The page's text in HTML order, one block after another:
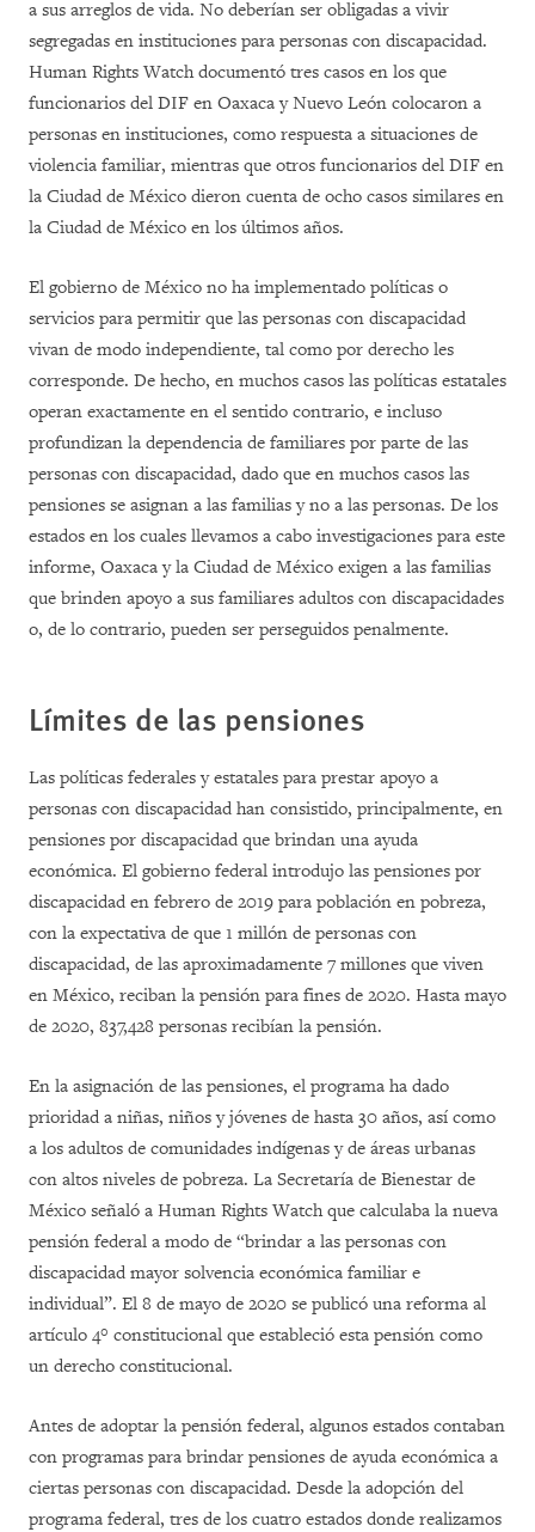
a sus arreglos de vida. No deberían ser obligadas a vivir
segregadas en instituciones para personas con discapacidad.
Human Rights Watch documentó tres casos en los que
funcionarios del DIF en Oaxaca y Nuevo León colocaron a
personas en instituciones, como respuesta a situaciones de
violencia familiar, mientras que otros funcionarios del DIF en
la Ciudad de México dieron cuenta de ocho casos similares en
la Ciudad de México en los últimos años.
El gobierno de México no ha implementado políticas o
servicios para permitir que las personas con discapacidad
vivan de modo independiente, tal como por derecho les
corresponde. De hecho, en muchos casos las políticas estatales
operan exactamente en el sentido contrario, e incluso
profundizan la dependencia de familiares por parte de las
personas con discapacidad, dado que en muchos casos las
pensiones se asignan a las familias y no a las personas. De los
estados en los cuales llevamos a cabo investigaciones para este
informe, Oaxaca y la Ciudad de México exigen a las familias
que brinden apoyo a sus familiares adultos con discapacidades
o, de lo contrario, pueden ser perseguidos penalmente.
Límites de las pensiones
Las políticas federales y estatales para prestar apoyo a
personas con discapacidad han consistido, principalmente, en
pensiones por discapacidad que brindan una ayuda
económica. El gobierno federal introdujo las pensiones por
discapacidad en febrero de 2019 para población en pobreza,
con la expectativa de que 1 millón de personas con
discapacidad, de las aproximadamente 7 millones que viven
en México, reciban la pensión para fines de 2020. Hasta mayo
de 2020, 837,428 personas recibían la pensión.
En la asignación de las pensiones, el programa ha dado
prioridad a niñas, niños y jóvenes de hasta 30 años, así como
a los adultos de comunidades indígenas y de áreas urbanas
con altos niveles de pobreza. La Secretaría de Bienestar de
México señaló a Human Rights Watch que calculaba la nueva
pensión federal a modo de “brindar a las personas con
discapacidad mayor solvencia económica familiar e
individual”. El 8 de mayo de 2020 se publicó una reforma al
artículo 4° constitucional que estableció esta pensión como
un derecho constitucional.
Antes de adoptar la pensión federal, algunos estados contaban
con programas para brindar pensiones de ayuda económica a
ciertas personas con discapacidad. Desde la adopción del
programa federal, tres de los cuatro estados donde realizamos